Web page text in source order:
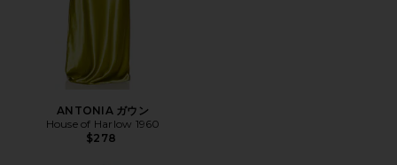
ANTONIA ガウン
House of Harlow 1960
$278